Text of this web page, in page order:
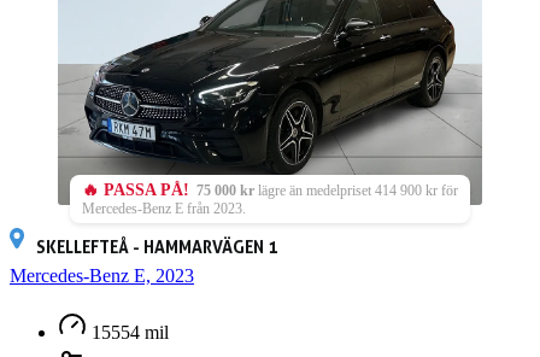
🔥 PASSA PÅ! 75 000 kr lägre än medelpriset 414 900 kr för
Mercedes-Benz E från 2023.
SKELLEFTEÅ - HAMMARVÄGEN 1
Mercedes-Benz E, 2023
15554 mil